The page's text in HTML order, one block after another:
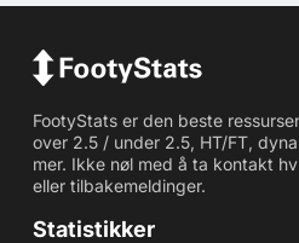
FootyStats er den beste
over 2.5 / under 2.5, HT/FT,
mer. Ikke nøl med å ta kontakt
eller tilbakemeldinger.
Statistikker